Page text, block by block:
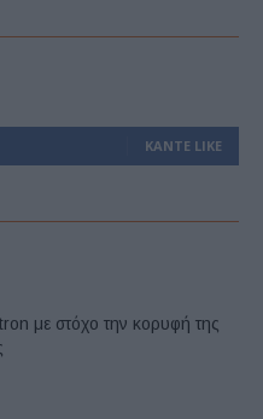
ΚΆΝΤΕ LIKE
με στόχο την κορυφή της